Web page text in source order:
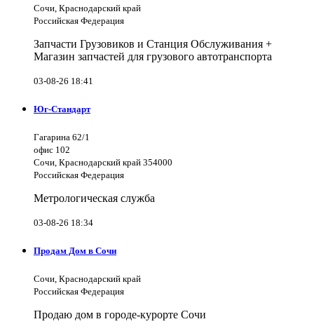
Сочи, Краснодарский край
Российская Федерация
Запчасти Грузовиков и Станция Обслуживания +
Магазин запчастей для грузового автотранспорта
03-08-26 18:41
Юг-Стандарт
Гагарина 62/1
офис 102
Сочи, Краснодарский край 354000
Российская Федерация
Метрологическая служба
03-08-26 18:34
Продам Дом в Сочи
Сочи, Краснодарский край
Российская Федерация
Продаю дом в городе-курорте Сочи